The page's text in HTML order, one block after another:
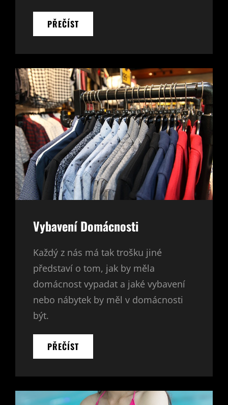
PŘEČÍST
–
NA
Vybavení Domácnosti
Každý z nás má tak trošku jiné
představí o tom, jak by měla
domácnost vypadat a jaké vybavení
nebo nábytek by měl v domácnosti
být.
PŘEČÍST
DOMÁCNOSTI